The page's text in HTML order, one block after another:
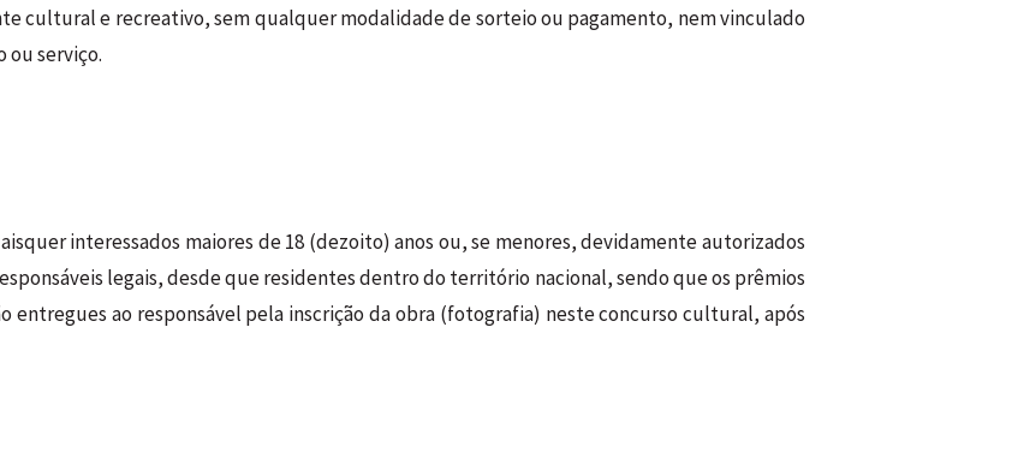
cultural e recreativo, sem qualquer modalidade de sorteio ou pagamento, nem vinculado
ou serviço.
interessados maiores de 18 (dezoito) anos ou, se menores, devidamente autorizados
legais, desde que residentes dentro do território nacional, sendo que os prêmios
entregues ao responsável pela inscrição da obra (fotografia) neste concurso cultural, após